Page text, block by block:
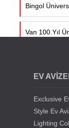
Bingol
Van 100.Yıl
Kıbrıs
EV
Exclusive
Style Ev
Lighting